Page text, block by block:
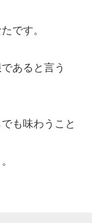
です。
あると言う
も味わうこと